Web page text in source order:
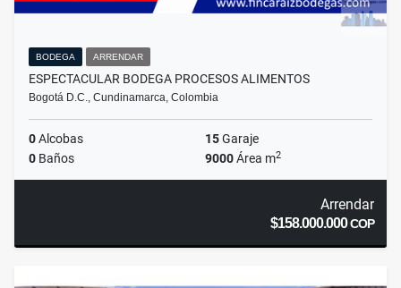
BODEGA ARRENDAR
ESPECTACULAR BODEGA PROCESOS ALIMENTOS
Bogotá D.C., Cundinamarca, Colombia
0Alcobas 15Garaje
0 Baños 9000Área m2
Arrendar
$158.000.000COP